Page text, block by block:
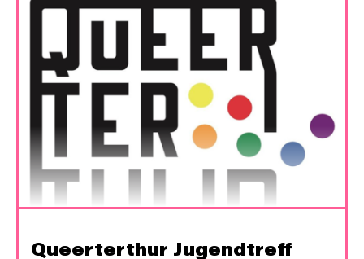
Queerterthur Jugendtreff